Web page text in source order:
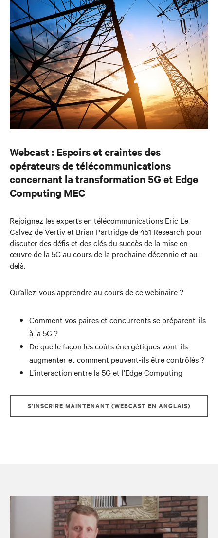
Webcast : Espoirs et craintes des
opérateurs de télécommunications
concernant la transformation 5G et Edge
Computing MEC
Rejoignez les experts en télécommunications Eric Le
Calvez de Vertiv et Brian Partridge de 451 Research pour
discuter des défis et des clés du succès de la mise en
œuvre de la 5G au cours de la prochaine décennie et au-
delà.
Qu’allez-vous apprendre au cours de ce webinaire ?
Comment vos paires et concurrents se préparent-ils
à la 5G ?
De quelle façon les coûts énergétiques vont-ils
augmenter et comment peuvent-ils être contrôlés ?
L’interaction entre la 5G et l’Edge Computing
S’INSCRIRE MAINTENANT (WEBCAST EN ANGLAIS)